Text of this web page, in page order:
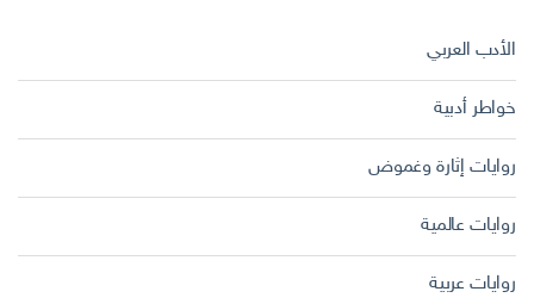
الأدب العربي
خواطر أدبية
روايات إثارة وغموض
روايات عالمية
روايات عربية